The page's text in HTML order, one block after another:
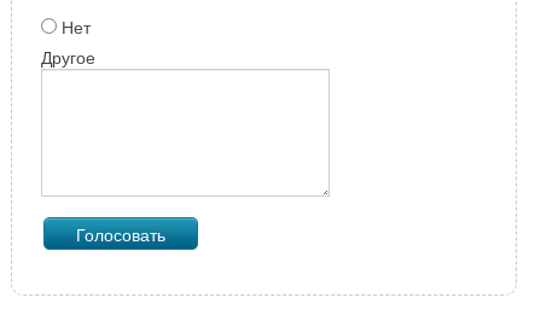
Нет
Другое